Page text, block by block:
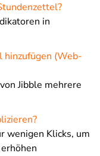
in
hinzufügen (Web-
Jibble mehrere
wenigen Klicks, um